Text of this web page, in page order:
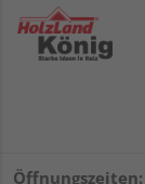
Öffnungszeiten: